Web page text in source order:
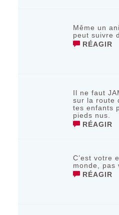
Même un
peut suivre
RÉAGIR
Il ne faut
sur la route
tes enfants
pieds nus.
RÉAGIR
C’est votre
monde, pas
RÉAGIR